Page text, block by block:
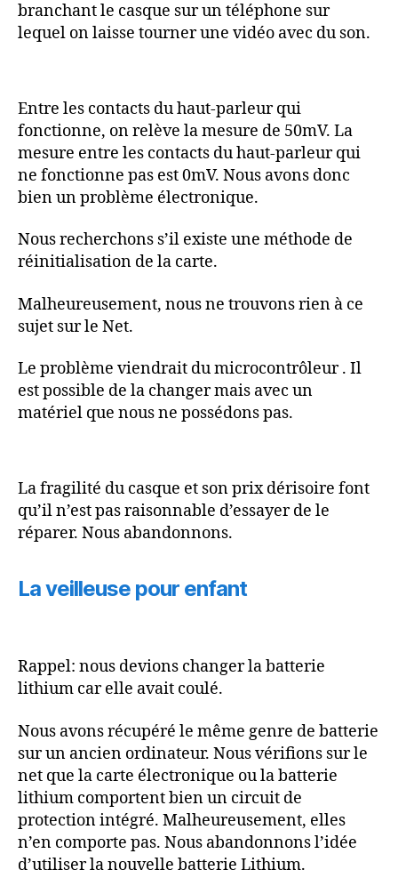
branchant le casque sur un téléphone sur
lequel on laisse tourner une vidéo avec du son.
Entre les contacts du haut-parleur qui
fonctionne, on relève la mesure de 50mV. La
mesure entre les contacts du haut-parleur qui
ne fonctionne pas est 0mV. Nous avons donc
bien un problème électronique.
Nous recherchons s’il existe une méthode de
réinitialisation de la carte.
Malheureusement, nous ne trouvons rien à ce
sujet sur le Net.
Le problème viendrait du microcontrôleur . Il
est possible de la changer mais avec un
matériel que nous ne possédons pas.
La fragilité du casque et son prix dérisoire font
qu’il n’est pas raisonnable d’essayer de le
réparer. Nous abandonnons.
La veilleuse pour enfant
Rappel: nous devions changer la batterie
lithium car elle avait coulé.
Nous avons récupéré le même genre de batterie
sur un ancien ordinateur. Nous vérifions sur le
net que la carte électronique ou la batterie
lithium comportent bien un circuit de
protection intégré. Malheureusement, elles
n’en comporte pas. Nous abandonnons l’idée
d’utiliser la nouvelle batterie Lithium.